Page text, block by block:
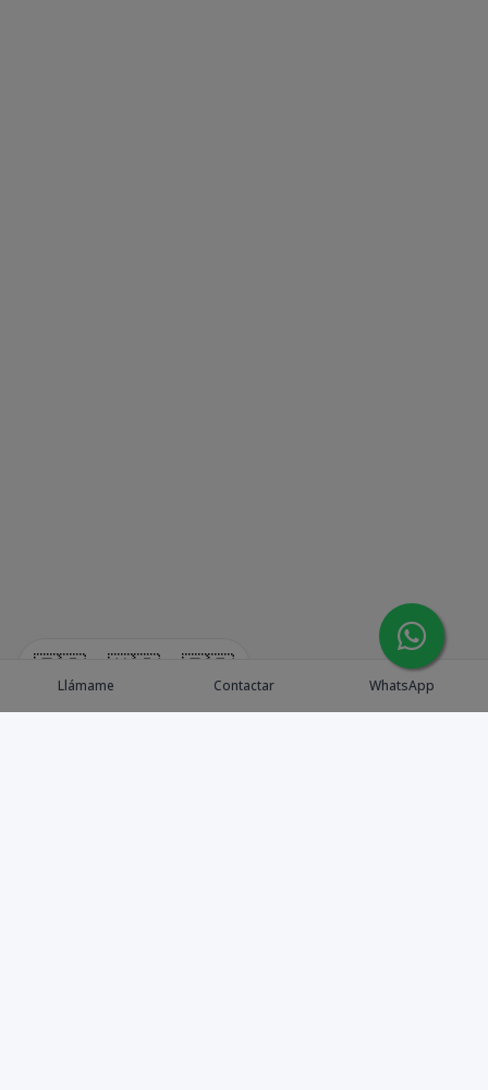
🇪🇸 🇺🇸 🇫🇷
Llámame Contactar WhatsApp